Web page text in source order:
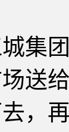
团
送
，